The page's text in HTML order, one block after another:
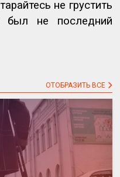
не грустить
не последний
ОТОБРАЗИТЬ ВСЕ